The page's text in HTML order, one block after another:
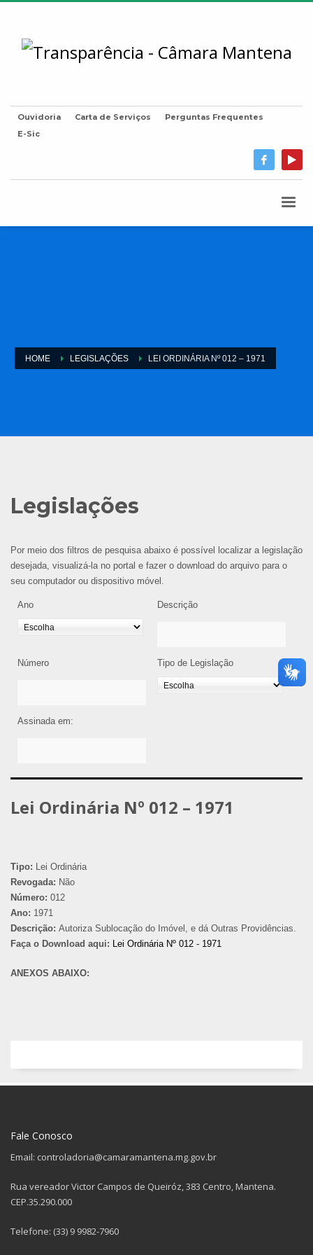
Ouvidoria Carta de Serviços
Perguntas Frequentes
E-Sic
HOME LEGISLAÇÕES LEI ORDINÁRIA Nº 012 – 1971
Legislações
Por meio dos filtros de pesquisa abaixo é possível localizar a legislação
desejada, visualizá-la no portal e fazer o download do arquivo para o
seu computador ou dispositivo móvel.
Ano Descrição
Número Tipo de Legislação
Assinada em:
Lei Ordinária Nº 012 – 1971
Tipo: Lei Ordinária
Revogada: Não
Número: 012
Ano: 1971
Descrição: Autoriza Sublocação do Imóvel, e dá Outras Providências.
Faça o Download aqui: Lei Ordinária Nº 012 - 1971
ANEXOS ABAIXO:
Fale Conosco
Email: controladoria@camaramantena.mg.gov.br
Rua vereador Victor Campos de Queiróz, 383 Centro, Mantena.
CEP.35.290.000
Telefone: (33) 9 9982-7960